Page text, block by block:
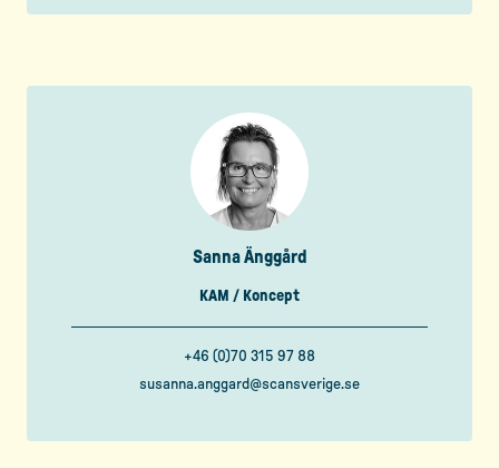
Sanna Änggård
KAM / Koncept
+46 (0)70 315 97 88
susanna.anggard@scansverige.se